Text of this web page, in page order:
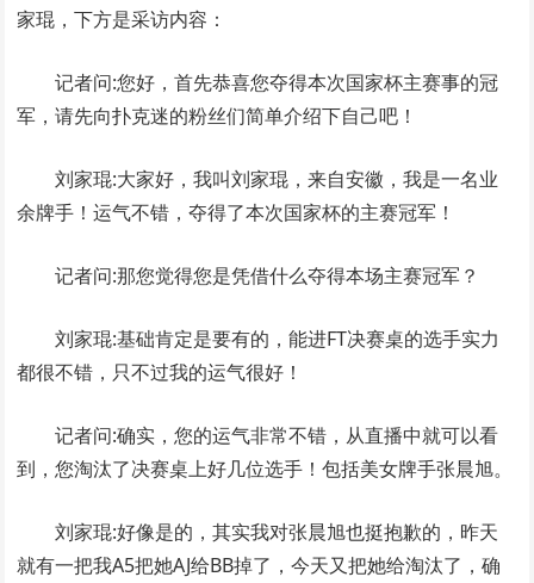
家琨，下方是采访内容：
记者问:您好，首先恭喜您夺得本次国家杯主赛事的冠
军，请先向扑克迷的粉丝们简单介绍下自己吧！
刘家琨:大家好，我叫刘家琨，来自安徽，我是一名业
余牌手！运气不错，夺得了本次国家杯的主赛冠军！
记者问:那您觉得您是凭借什么夺得本场主赛冠军？
刘家琨:基础肯定是要有的，能进FT决赛桌的选手实力
都很不错，只不过我的运气很好！
记者问:确实，您的运气非常不错，从直播中就可以看
到，您淘汰了决赛桌上好几位选手！包括美女牌手张晨旭。
刘家琨:好像是的，其实我对张晨旭也挺抱歉的，昨天
就有一把我A5把她AJ给BB掉了，今天又把她给淘汰了，确